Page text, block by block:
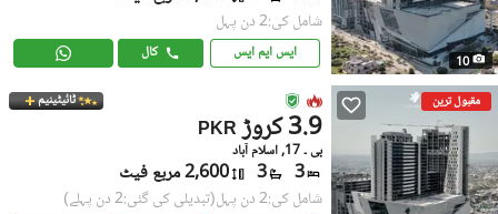
10
شامل کی:2 دن پہل
ایس ایم ایس کال
مقبول ترین ٹائیٹینیم
PKR 3.9 کروڑ
بی ۔ 17, اسلام آباد
3
3 2,600 مربع فیٹ
شامل کی:2 دن پہل (تبدیلی کی گئی:2 دن پہلے)